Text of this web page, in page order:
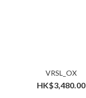
VRSL_OX
HK$3,480.00